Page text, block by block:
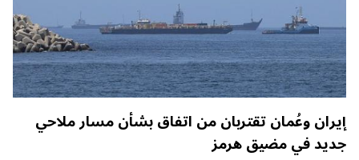
إيران وعُمان تقتربان من اتفاق بشأن مسار ملاحي
جديد في مضيق هرمز